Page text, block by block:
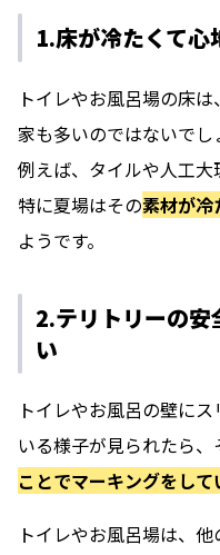
1.床が冷たくて心
トイレやお風呂場の床
家も多いのではないでし
例えば、タイルや人工大
特に夏場はその素材が冷
ようです。
2.テリトリーの安
い
トイレやお風呂の壁に
いる様子が見られたら、
ことでマーキングをして
トイレやお風呂場は、